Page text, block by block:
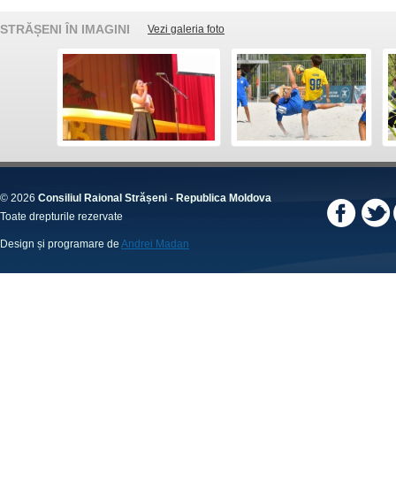
STRĂȘENI ÎN IMAGINI Vezi galeria foto
© 2026 Consiliul Raional Strășeni - Republica Moldova
Toate drepturile rezervate
Design și programare de Andrei Madan